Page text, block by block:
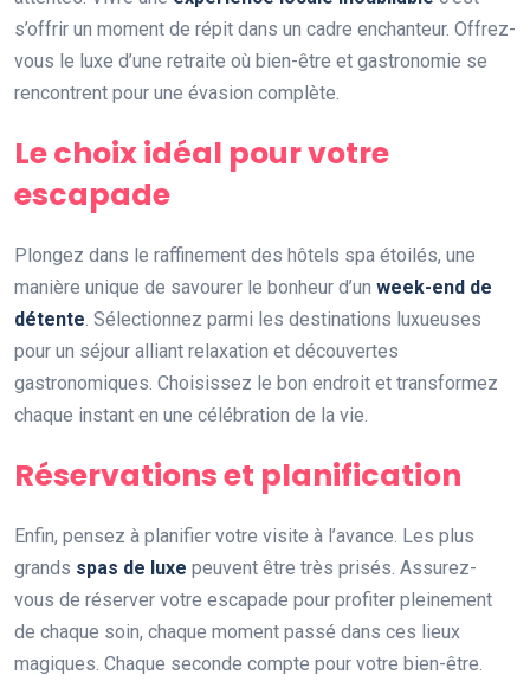
s’offrir un moment de répit dans un cadre enchanteur. Offrez-
vous le luxe d’une retraite où bien-être et gastronomie se
rencontrent pour une évasion complète.
Le choix idéal pour votre
escapade
Plongez dans le raffinement des hôtels spa étoilés, une
manière unique de savourer le bonheur d’un week-end de
détente. Sélectionnez parmi les destinations luxueuses
pour un séjour alliant relaxation et découvertes
gastronomiques. Choisissez le bon endroit et transformez
chaque instant en une célébration de la vie.
Réservations et planification
Enfin, pensez à planifier votre visite à l’avance. Les plus
grands spas de luxe peuvent être très prisés. Assurez-
vous de réserver votre escapade pour profiter pleinement
de chaque soin, chaque moment passé dans ces lieux
magiques. Chaque seconde compte pour votre bien-être.